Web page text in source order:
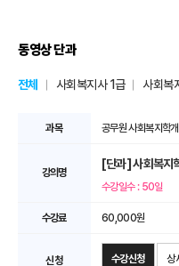
동영상 단과
전체 사회복지사 1급 사회복
공무원 사회복지학
[단과] 사회복지
수강일수 : 50일
60,000원
수강신청 상